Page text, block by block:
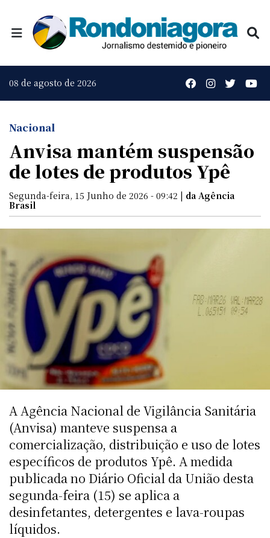
08 de agosto de 2026
Nacional
Anvisa mantém suspensão
de lotes de produtos Ypê
Segunda-feira, 15 Junho de 2026 - 09:42 | da Agência
Brasil
A Agência Nacional de Vigilância Sanitária
(Anvisa) manteve suspensa a
comercialização, distribuição e uso de lotes
específicos de produtos Ypê. A medida
publicada no Diário Oficial da União desta
segunda-feira (15) se aplica a
desinfetantes, detergentes e lava-roupas
líquidos.